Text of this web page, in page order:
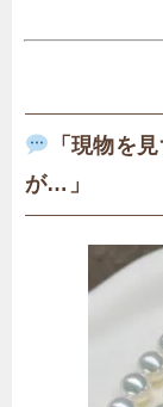
「現物を
が…」